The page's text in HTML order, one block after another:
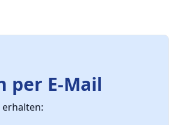
per E-Mail
erhalten: